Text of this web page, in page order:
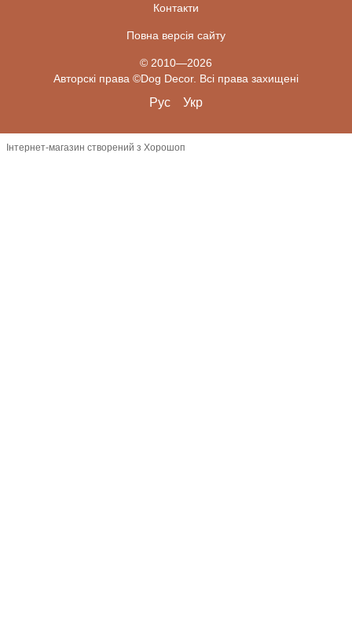
Контакти
Повна версія сайту
© 2010—2026
Авторскі права ©Dog Decor. Всі права захищені
Рус Укр
Інтернет-магазин створений з Хорошоп